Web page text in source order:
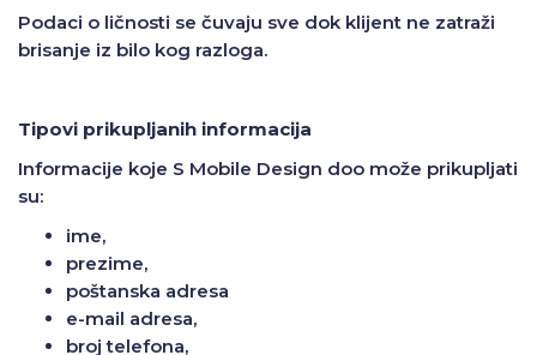
Podaci o ličnosti se čuvaju sve dok klijent ne zatraži
brisanje iz bilo kog razloga.
Tipovi prikupljanih informacija
Informacije koje S Mobile Design doo može prikupljati
su:
ime,
prezime,
poštanska adresa
e-mail adresa,
broj telefona,